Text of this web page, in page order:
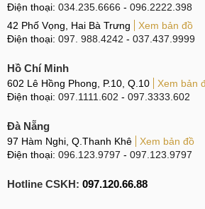
Điện thoại: 034.235.6666 - 096.2222.398
42 Phố Vọng, Hai Bà Trưng
Xem bản đồ
Điện thoại: 097. 988.4242 - 037.437.9999
Hồ Chí Minh
602 Lê Hồng Phong, P.10, Q.10
Xem bản
Điện thoại: 097.1111.602 - 097.3333.602
Đà Nẵng
97 Hàm Nghi, Q.Thanh Khê
Xem bản đồ
Điện thoại: 096.123.9797 - 097.123.9797
Hotline CSKH: 097.120.66.88